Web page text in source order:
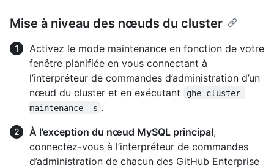
Mise à niveau des nœuds du cluster
Activez le mode maintenance en fonction de votre
fenêtre planifiée en vous connectant à
l’interpréteur de commandes d’administration d’un
nœud du cluster et en exécutant
ghe-cluster-
maintenance -s .
À l’exception du nœud MySQL principal,
connectez-vous à l’interpréteur de commandes
d’administration de chacun des GitHub Enterprise